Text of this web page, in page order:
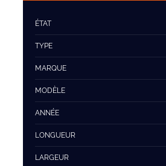
ÉTAT
TYPE
MARQUE
MODÈLE
ANNÉE
LONGUEUR
LARGEUR